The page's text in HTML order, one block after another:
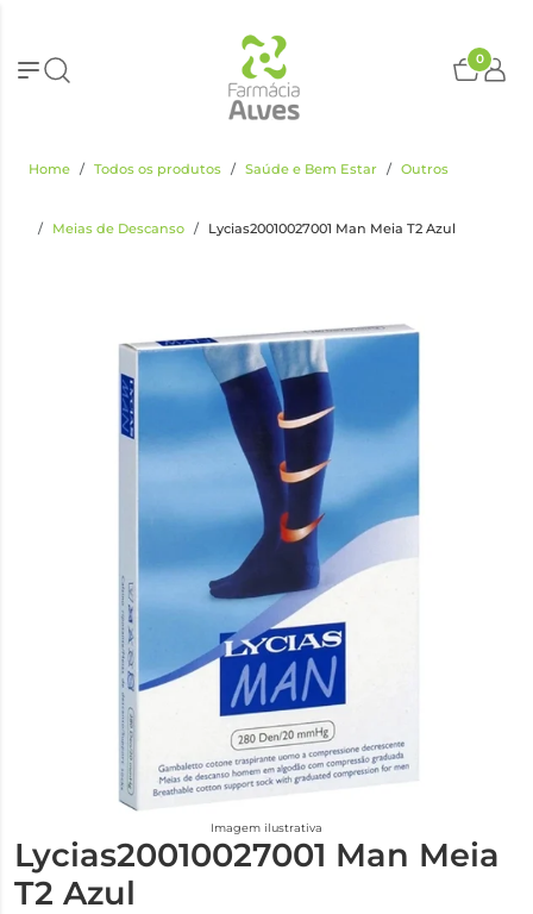
0
Home Todos os produtos Saúde e Bem Estar Outros
Meias de Descanso Lycias20010027001 Man Meia T2 Azul
Imagem ilustrativa
Lycias20010027001 Man Meia
T2 Azul